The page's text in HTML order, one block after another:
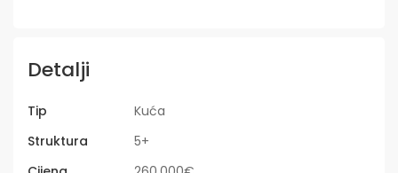
Detalji
Tip
Kuća
Struktura
5+